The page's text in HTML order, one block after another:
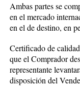
Ambas partes se
en el mercado
en el de destino, en
Certificado de
que el Comprador
representante
disposición del